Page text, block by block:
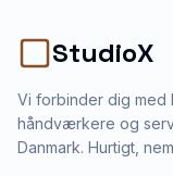
StudioX
Vi forbinder dig med
håndværkere og
Danmark. Hurtigt,